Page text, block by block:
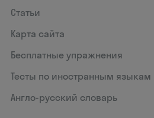
Статьи
Карта сайта
Бесплатные упражнения
Тесты по иностранным языкам
Англо-русский словарь